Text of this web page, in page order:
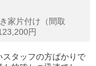
家片付け（間取
円
タッフの方ばかりで